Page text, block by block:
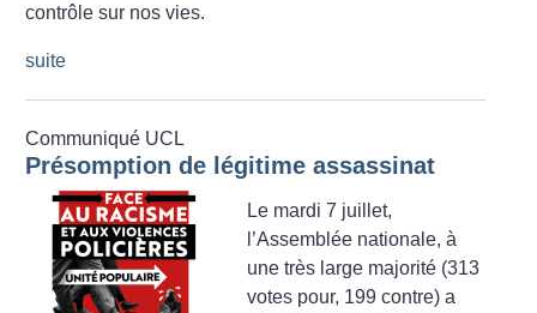
contrôle sur nos vies.
suite
Communiqué UCL
Présomption de légitime assassinat
Le mardi 7 juillet,
l’Assemblée nationale, à
une très large majorité (313
votes pour, 199 contre) a